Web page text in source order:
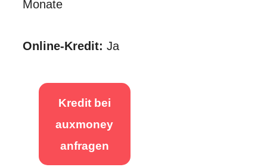
Monate
Online-Kredit: Ja
Kredit bei
auxmoney
anfragen